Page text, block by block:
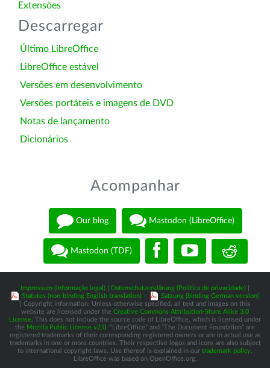
Extensões
Descarregar
Último LibreOffice
LibreOffice estável
Versões em desenvolvimento
Versões portáteis e imagens de DVD
Notas de lançamento
Dicionários
Acompanhar
Our blog Mastodon (LibreOffice)
Mastodon (TDF)
Impressum (Informação legal) Datenschutzerklärung (Política de privacidade)
Statutes (non-binding English translation) -
Satzung (binding German version)
| Copyright information: Unless otherwise specified, all text and images on this
website are licensed under the Creative Commons Attribution-Share Alike 3.0
License . This does not include the source code of LibreOffice, which is licensed under
the Mozilla Public License v2.0 . “LibreOffice” and “The Document Foundation” are
registered trademarks of their corresponding registered owners or are in actual use as
trademarks in one or more countries. Their respective logos and icons are also subject
to international copyright laws. Use thereof is explained in our trademark policy
LibreOffice was based on OpenOffice.org.